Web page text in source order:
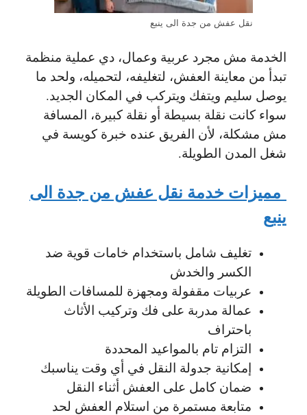
نقل عفش من جدة الى ينبع
الخدمة مش مجرد عربية وعمال، دي عملية منظمة
تبدأ من معاينة العفش، لتغليفه، لتحميله، ولحد ما
يوصل سليم ويتفك ويتركب في المكان الجديد.
سواء كانت نقلة بسيطة أو نقلة كبيرة، المسافة
مش مشكلة، لأن الفريق عنده خبرة كويسة في
شغل المدن الطويلة.
مميزات خدمة نقل عفش من جدة الى
ينبع
تغليف شامل باستخدام خامات قوية ضد
الكسر والخدش
عربيات مقفولة ومجهزة للمسافات الطويلة
عمالة مدربة على فك وتركيب الأثاث
باحتراف
التزام تام بالمواعيد المحددة
إمكانية جدولة النقل في أي وقت يناسبك
ضمان كامل على العفش أثناء النقل
متابعة مستمرة من استلام العفش لحد